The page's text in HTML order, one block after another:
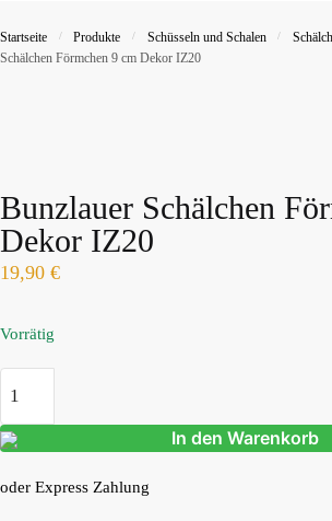
Startseite / Produkte / Schüsseln und Schalen /
Schälchen Förmchen 9 cm Dekor IZ20
Bunzlauer Schälchen
Dekor IZ20
19,90 €
Vorrätig
In den Warenkorb
oder Express Zahlung